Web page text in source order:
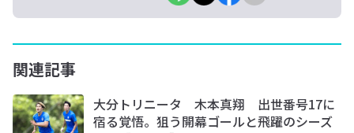
関連記事
大分トリニータ 木本真翔 出世番号17に
宿る覚悟。狙う開幕ゴールと飛躍のシーズ